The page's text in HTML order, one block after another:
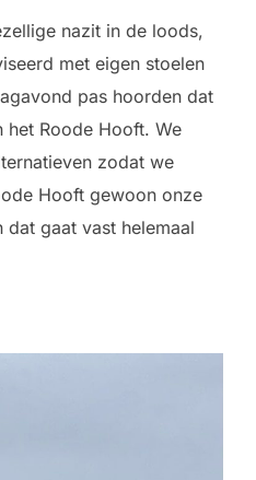
nazit in de loods,
met eigen stoelen
pas hoorden dat
Roode Hooft. We
zodat we
Hooft gewoon onze
dat gaat vast helemaal